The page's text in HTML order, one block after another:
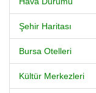
Şehir Haritası
Bursa Otelleri
Kültür Merkezleri